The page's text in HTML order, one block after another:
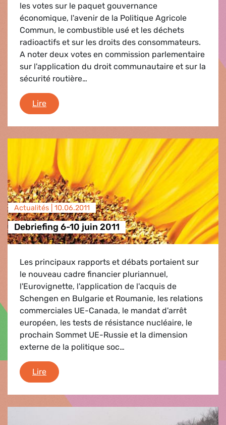
les votes sur le paquet gouvernance
économique, l'avenir de la Politique Agricole
Commun, le combustible usé et les déchets
radioactifs et sur les droits des consommateurs.
A noter deux votes en commission parlementaire
sur l'application du droit communautaire et sur la
sécurité routière…
LireDebriefing 20-24 juin 2011
Actualités | 10.06.2011
Debriefing 6-10 juin 2011
Les principaux rapports et débats portaient sur
le nouveau cadre financier pluriannuel,
l'Eurovignette, l'application de l'acquis de
Schengen en Bulgarie et Roumanie, les relations
commerciales UE-Canada, le mandat d'arrêt
européen, les tests de résistance nucléaire, le
prochain Sommet UE-Russie et la dimension
externe de la politique soc…
LireDebriefing 6-10 juin 2011